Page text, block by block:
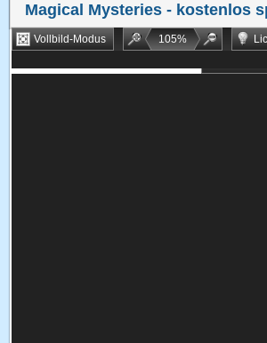
Magical Mysteries - kostenlos
Vollbild-Modus 105%